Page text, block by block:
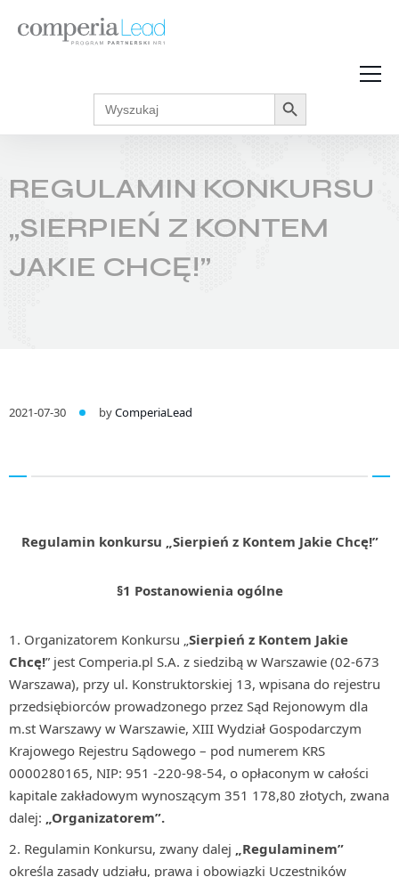
Strefa Wiedzy
Akcje promocyjne
Regulaminy
Search
for:
Search Button
REGULAMIN KONKURSU
„SIERPIEŃ Z KONTEM
JAKIE CHCĘ!”
2021-07-30 byComperiaLead
Regulamin konkursu „Sierpień z Kontem Jakie Chcę!”
§1 Postanowienia ogólne
Organizatorem Konkursu „Sierpień z Kontem Jakie
Chcę!” jest Comperia.pl S.A. z siedzibą w Warszawie (02-673
Warszawa), przy ul. Konstruktorskiej 13, wpisana do rejestru
przedsiębiorców prowadzonego przez Sąd Rejonowym dla
m.st Warszawy w Warszawie, XIII Wydział Gospodarczym
Krajowego Rejestru Sądowego – pod numerem KRS
0000280165, NIP: 951 -220-98-54, o opłaconym w całości
kapitale zakładowym wynoszącym 351 178,80 złotych, zwana
dalej: „Organizatorem”.
Regulamin Konkursu, zwany dalej „Regulaminem”
określa zasady udziału, prawa i obowiązki Uczestników